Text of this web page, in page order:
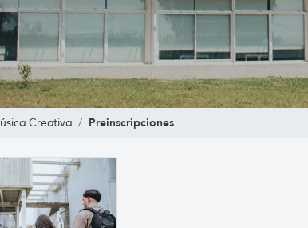
Creativa Preinscripciones